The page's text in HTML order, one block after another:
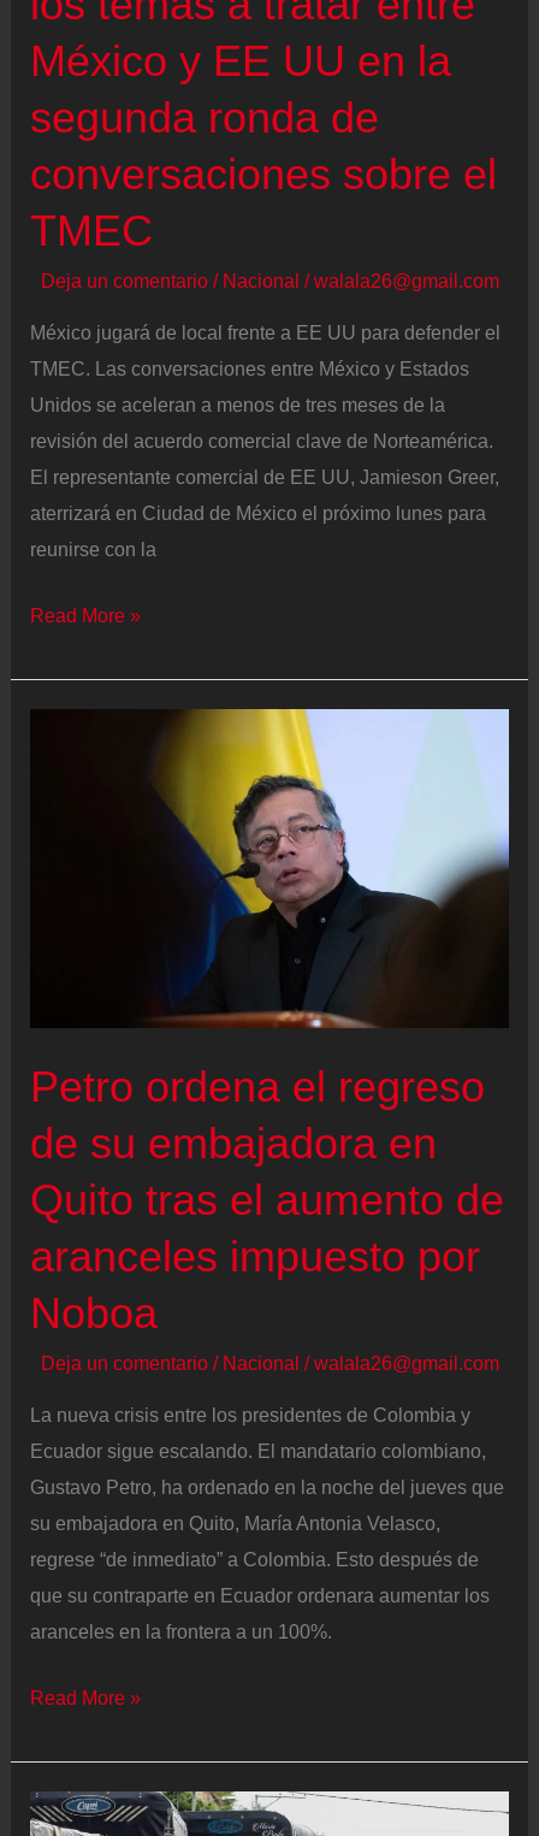
México y EE UU en la
segunda ronda de
conversaciones sobre el
TMEC
Deja un comentario / Nacional /walala26@gmail.com
México jugará de local frente a EE UU para defender el
TMEC. Las conversaciones entre México y Estados
Unidos se aceleran a menos de tres meses de la
revisión del acuerdo comercial clave de Norteamérica.
El representante comercial de EE UU, Jamieson Greer,
aterrizará en Ciudad de México el próximo lunes para
reunirse con la
Reglas
origen,
EE
en
la
segunda
ronda
de
sobre
el
TMEC
Read More »
Petro ordena el regreso
de su embajadora en
Quito tras el aumento de
aranceles impuesto por
Noboa
Deja un comentario / Nacional /walala26@gmail.com
La nueva crisis entre los presidentes de Colombia y
Ecuador sigue escalando. El mandatario colombiano,
Gustavo Petro, ha ordenado en la noche del jueves que
su embajadora en Quito, María Antonia Velasco,
regrese “de inmediato” a Colombia. Esto después de
que su contraparte en Ecuador ordenara aumentar los
aranceles en la frontera a un 100%.
Petro
el
regreso
Read More »